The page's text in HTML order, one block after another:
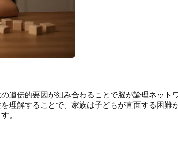
遺伝的要因が組み合わることで脳が論理ネッ
理解することで、家族は子どもが直面する困
。